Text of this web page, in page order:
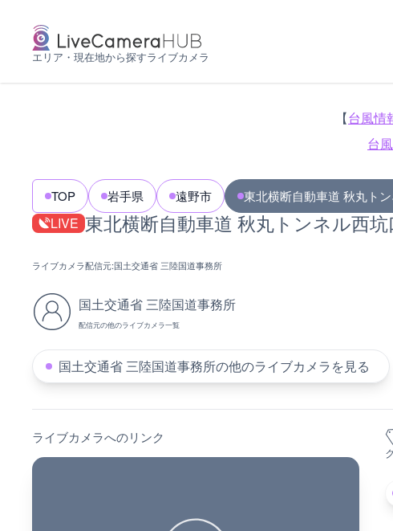
エリア・現在地から探すライブカメラ
【台風情
台
TOP 岩手県 遠野市 東北横断自動車道 秋丸ト
LIVE 東北横断自動車道 秋丸トンネル西
ライブカメラ配信元:国土交通省 三陸国道事務所
国土交通省 三陸国道事務所
配信元の他のライブカメラ一覧
国土交通省 三陸国道事務所の他のライブカメラを見る
ライブカメラへのリンク